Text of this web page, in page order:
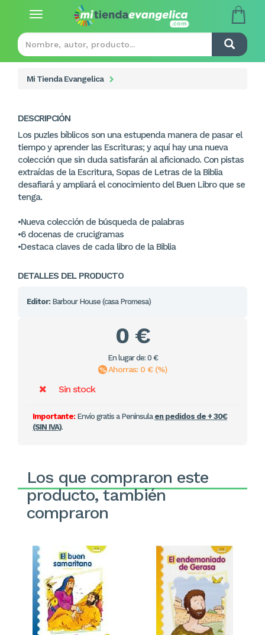
Toggle
Mi Tienda Evangelica
DESCRIPCIÓN
Los puzles bíblicos son una estupenda manera de pasar el
tiempo y aprender las Escrituras; y aquí hay una nueva
colección que sin duda satisfarán al aficionado. Con pistas
extraídas de la Escritura, Sopas de Letras de la Biblia
desafiará y ampliará el conocimiento del Buen Libro que se
tenga.
•Nueva colección de búsqueda de palabras
•6 docenas de crucigramas
•Destaca claves de cada libro de la Biblia
DETALLES DEL PRODUCTO
Editor: Barbour House (casa Promesa)
0 €
En lugar de: 0 €
Ahorras: 0 € (%)
Sin stock
Importante:Envío gratis a Península en pedidos de + 30€
(SIN IVA).
Los que compraron este
producto, también
compraron